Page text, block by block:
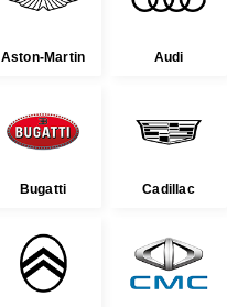
Aston-Martin Audi
Bugatti Cadillac